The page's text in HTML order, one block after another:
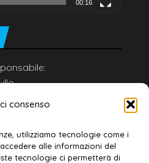
consenso
utilizziamo tecnologie come i
alle informazioni del
tecnologie ci permetterà di
00:16
policy